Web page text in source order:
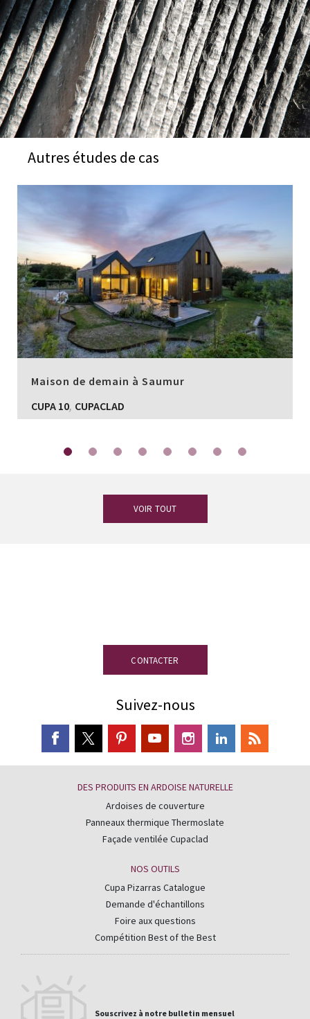
Autres études de cas
Maison de demain à Saumur
CUPA 10, CUPACLAD
VOIR TOUT
CONTACTER
Suivez-nous
DES PRODUITS EN ARDOISE NATURELLE
Ardoises de couverture
Panneaux thermique Thermoslate
Façade ventilée Cupaclad
NOS OUTILS
Cupa Pizarras Catalogue
Demande d'échantillons
Foire aux questions
Compétition Best of the Best
Souscrivez à notre bulletin mensuel